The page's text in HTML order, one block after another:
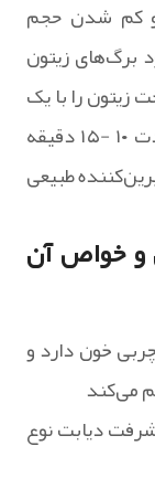
و کم شدن حجم
برگ‌های زیتون
عدد برگ درخت زیتون را با یک
استکان آب روی حرارت قرار داده تا به مدت ۱۰ -۱۵ دقیقه
طبیعی
و خواص آن
خون دارد و
دیابت نوع